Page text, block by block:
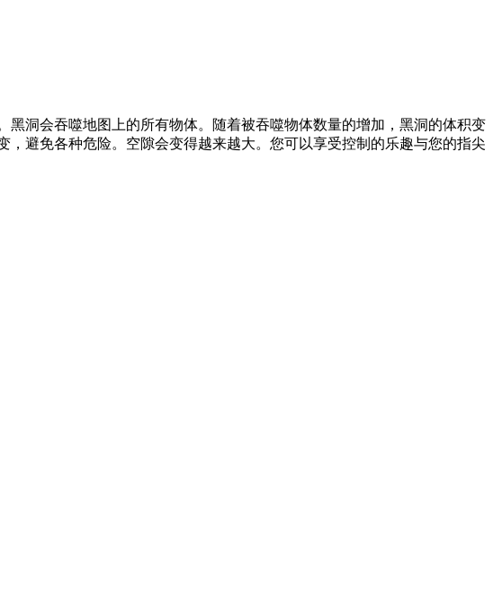
洞会吞噬地图上的所有物体。随着被吞噬物体数量的增加，黑洞的体积变
避免各种危险。空隙会变得越来越大。您可以享受控制的乐趣与您的指尖